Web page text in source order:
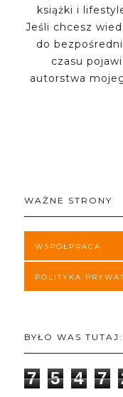
książki i
Jeśli chcesz
do
czasu
autorstwa
WAŻNE STRONY
WSPÓŁPRACA
POLITYKA
BYŁO WAS TUTAJ:
7 5 4 7